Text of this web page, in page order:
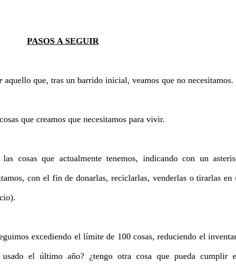
PASOS A SEGUIR
aquello que, tras un barrido inicial, veamos que no necesitamos.
que creamos que necesitamos para vivir.
cosas que actualmente tenemos, indicando con un
, con el fin de donarlas, reciclarlas, venderlas o tirarlas en
excediendo el límite de 100 cosas, reduciendo el
el último año? ¿tengo otra cosa que pueda cumplir